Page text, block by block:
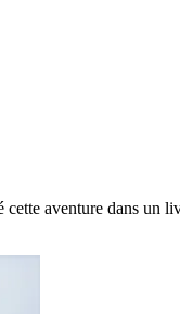
aventure dans un